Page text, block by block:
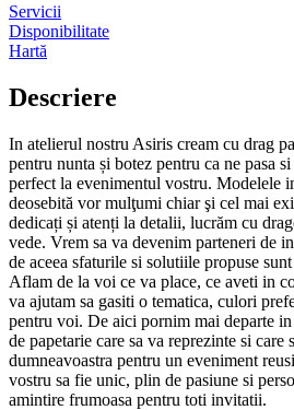
Servicii
Disponibilitate
Hartă
Descriere
In atelierul nostru Asiris cream cu drag
pentru nunta și botez pentru ca ne pasa
perfect la evenimentul vostru. Modelele
deosebită vor mulţumi chiar şi cel mai
dedicați și atenți la detalii, lucrăm cu
vede. Vrem sa va devenim parteneri de
de aceea sfaturile si solutiile propuse
Aflam de la voi ce va place, ce aveti in
va ajutam sa gasiti o tematica, culori
pentru voi. De aici pornim mai departe
de papetarie care sa va reprezinte si
dumneavoastra pentru un eveniment
vostru sa fie unic, plin de pasiune si
amintire frumoasa pentru toti invitatii.